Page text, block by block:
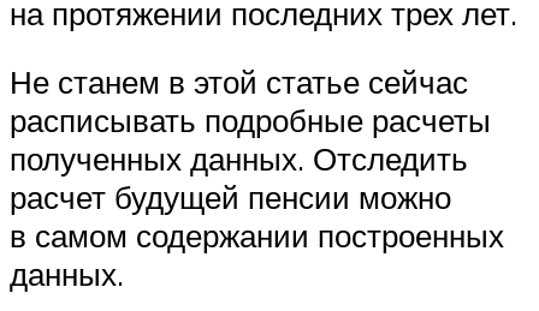
на протяжении последних трех лет.
Не станем в этой статье сейчас
расписывать подробные расчеты
полученных данных. Отследить
расчет будущей пенсии можно
в самом содержании построенных
данных.